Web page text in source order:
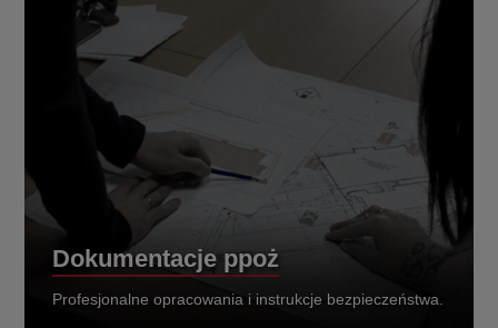
Dokumentacje ppoż
Profesjonalne opracowania i instrukcje bezpieczeństwa.